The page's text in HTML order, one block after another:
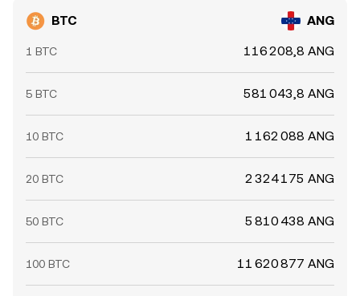
BTC ANG
1 BTC 116 208,8 ANG
5 BTC 581 043,8 ANG
10 BTC 1 162 088 ANG
20 BTC 2 324 175 ANG
50 BTC 5 810 438 ANG
100 BTC 11 620 877 ANG